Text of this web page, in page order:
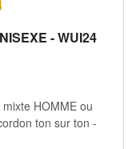
- WUI24
HOMME ou
ton sur ton -